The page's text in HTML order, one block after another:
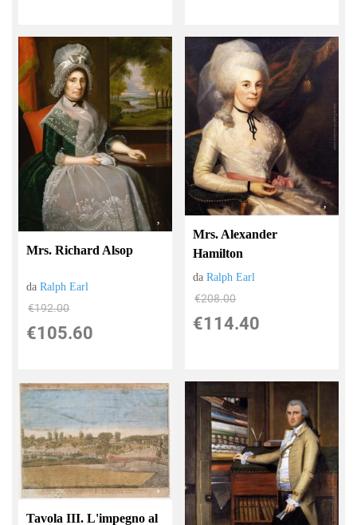
Mrs. Richard Alsop
daRalph Earl
€192.00
€105.60
Mrs. Alexander
Hamilton
daRalph Earl
€208.00
€114.40
Tavola III. L'impegno al